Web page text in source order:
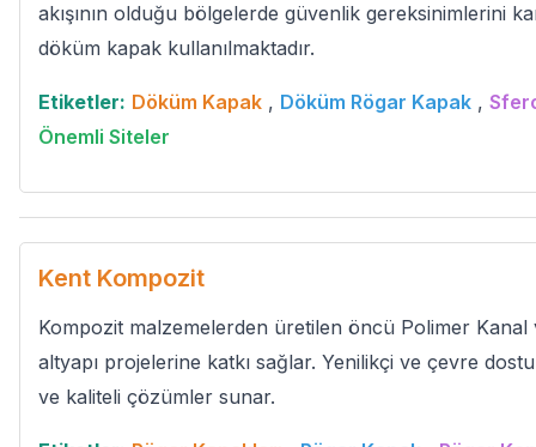
akışının olduğu bölgelerde güvenlik gereksinimlerini
döküm kapak kullanılmaktadır.
Etiketler: Döküm Kapak , Döküm Rögar Kapak ,
Önemli Siteler
Kent Kompozit
Kompozit malzemelerden üretilen öncü Polimer Kanal
altyapı projelerine katkı sağlar. Yenilikçi ve çevre dostu
ve kaliteli çözümler sunar.